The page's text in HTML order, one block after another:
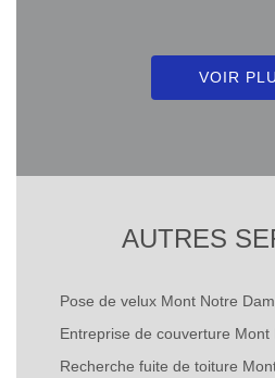
VOIR
AUTRES
Pose de velux Mont Notre
Entreprise de couverture
Recherche fuite de toiture